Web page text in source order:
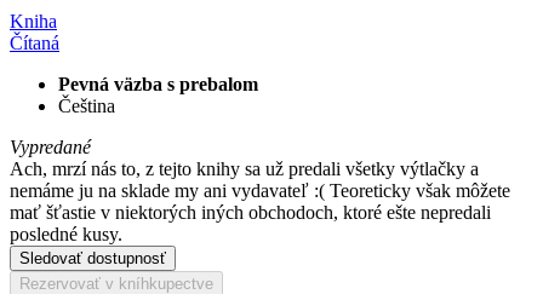
Kniha
Čítaná
Pevná väzba s prebalom
Čeština
Vypredané
Ach, mrzí nás to, z tejto knihy sa už predali všetky výtlačky a
nemáme ju na sklade my ani vydavateľ :( Teoreticky však môžete
mať šťastie v niektorých iných obchodoch, ktoré ešte nepredali
posledné kusy.
Sledovať dostupnosť
Rezervovať v kníhkupectve